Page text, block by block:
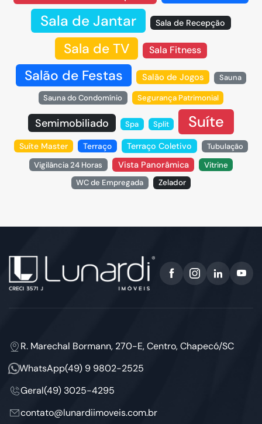
Sala de Jantar Sala de Recepção
Sala de TV Sala Fitness
Salão de Festas Salão de Jogos Sauna
Sauna do Condomínio Segurança Patrimonial
Semimobiliado Spa Split Suíte
Suíte Master Terraço Terraço Coletivo
Tubulação
Vigilância 24 Horas
Vista Panorâmica
Vitrine
WC de Empregada
Zelador
R. Marechal Bormann, 270-E, Centro, Chapecó/SC
WhatsApp(49) 9 9802-2525
Geral(49) 3025-4295
contato@lunardiimoveis.com.br